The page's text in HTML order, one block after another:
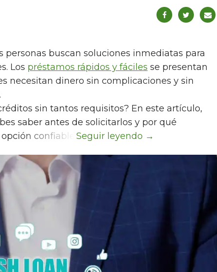
buscan soluciones inmediatas para
Los préstamos rápidos y fáciles se presentan
necesitan dinero sin complicaciones y sin
sin tantos requisitos? En este artículo,
saber antes de solicitarlos y por qué
confiable.